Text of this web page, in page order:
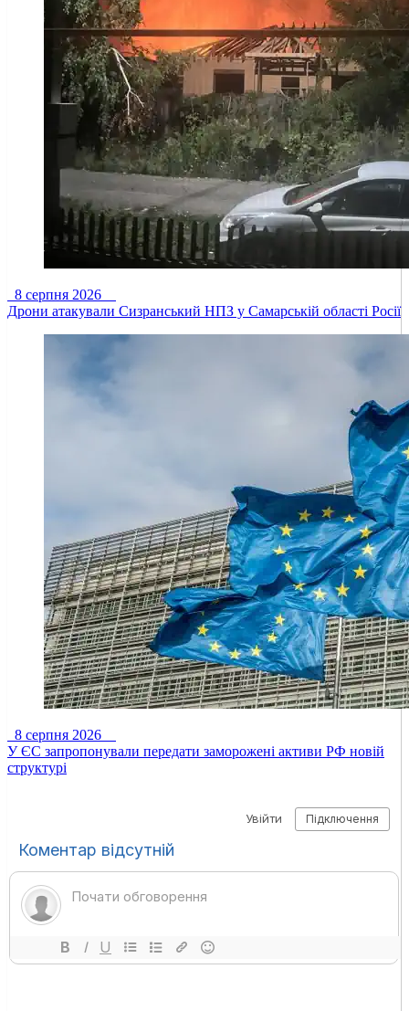
8 серпня 2026
Дрони атакували Сизранський НПЗ у Самарській області Росії
8 серпня 2026
У ЄС запропонували передати заморожені активи РФ новій
структурі